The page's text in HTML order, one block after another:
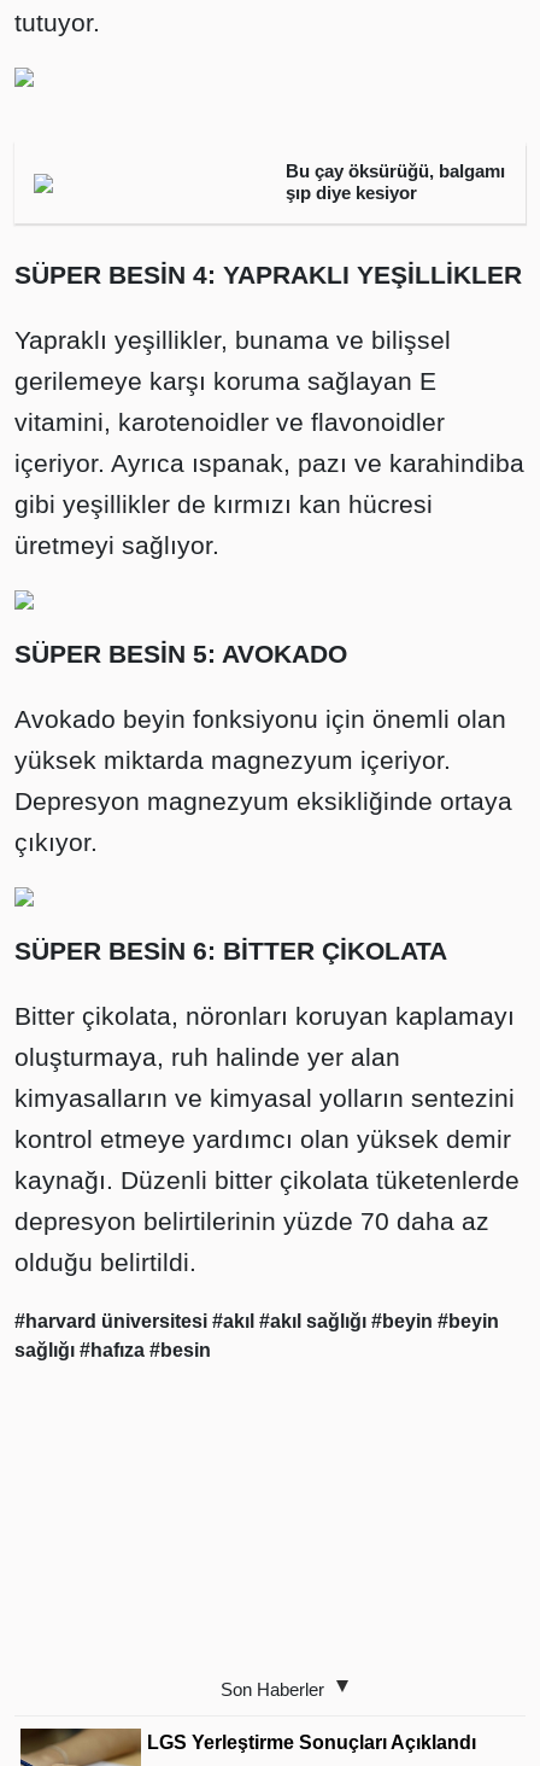
tutuyor.
Bu çay öksürüğü, balgamı
şıp diye kesiyor
SÜPER BESİN 4: YAPRAKLI YEŞİLLİKLER
Yapraklı yeşillikler, bunama ve bilişsel
gerilemeye karşı koruma sağlayan E
vitamini, karotenoidler ve flavonoidler
içeriyor. Ayrıca ıspanak, pazı ve karahindiba
gibi yeşillikler de kırmızı kan hücresi
üretmeyi sağlıyor.
SÜPER BESİN 5: AVOKADO
Avokado beyin fonksiyonu için önemli olan
yüksek miktarda magnezyum içeriyor.
Depresyon magnezyum eksikliğinde ortaya
çıkıyor.
SÜPER BESİN 6: BİTTER ÇİKOLATA
Bitter çikolata, nöronları koruyan kaplamayı
oluşturmaya, ruh halinde yer alan
kimyasalların ve kimyasal yolların sentezini
kontrol etmeye yardımcı olan yüksek demir
kaynağı. Düzenli bitter çikolata tüketenlerde
depresyon belirtilerinin yüzde 70 daha az
olduğu belirtildi.
#harvard üniversitesi #akıl #akıl sağlığı #beyin #beyin
sağlığı #hafıza #besin
Son Haberler
LGS Yerleştirme Sonuçları Açıklandı